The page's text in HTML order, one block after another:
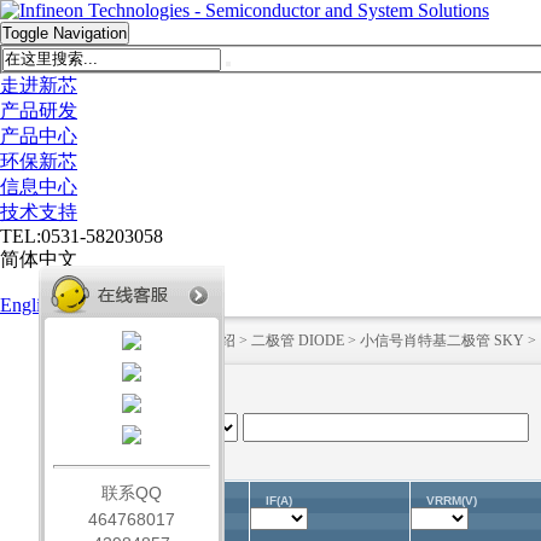
Toggle Navigation
走进新芯
产品研发
产品中心
环保新芯
信息中心
技术支持
TEL:0531-58203058
简体中文
English
产品中心 产品介绍 > 二极管 DIODE > 小信号肖特基二极管 SKY >
Part No.(Unit)
IF(A) VRRM(V)
联系QQ
464768017